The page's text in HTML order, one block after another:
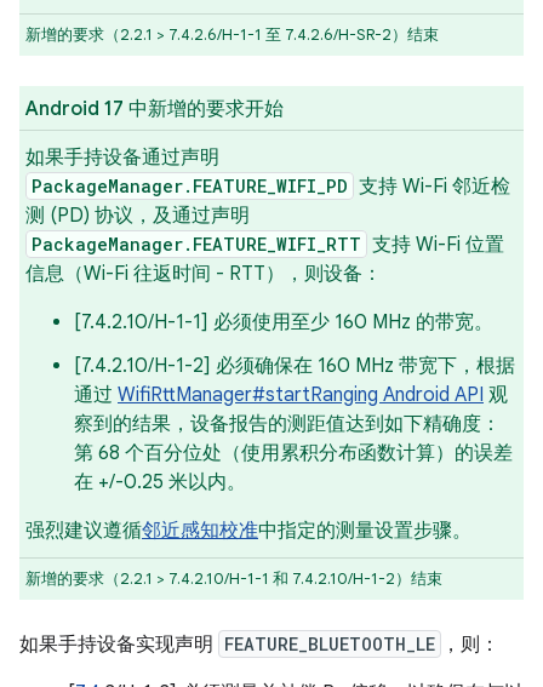
新增的要求（2.2.1 > 7.4.2.6/H-1-1 至 7.4.2.6/H-SR-2）结束
Android 17 中新增的要求开始
如果手持设备通过声明
PackageManager.FEATURE_WIFI_PD 支持 Wi-Fi 邻近检
测 (PD) 协议，及通过声明
PackageManager.FEATURE_WIFI_RTT 支持 Wi-Fi 位置
信息（Wi-Fi 往返时间 - RTT），则设备：
[7.4.2.10/H-1-1] 必须使用至少 160 MHz 的带宽。
[7.4.2.10/H-1-2] 必须确保在 160 MHz 带宽下，根据
通过 WifiRttManager#startRanging Android API 观
察到的结果，设备报告的测距值达到如下精确度：
第 68 个百分位处（使用累积分布函数计算）的误差
在 +/-0.25 米以内。
强烈建议遵循邻近感知校准中指定的测量设置步骤。
新增的要求（2.2.1 > 7.4.2.10/H-1-1 和 7.4.2.10/H-1-2）结束
如果手持设备实现声明 FEATURE_BLUETOOTH_LE
，则：